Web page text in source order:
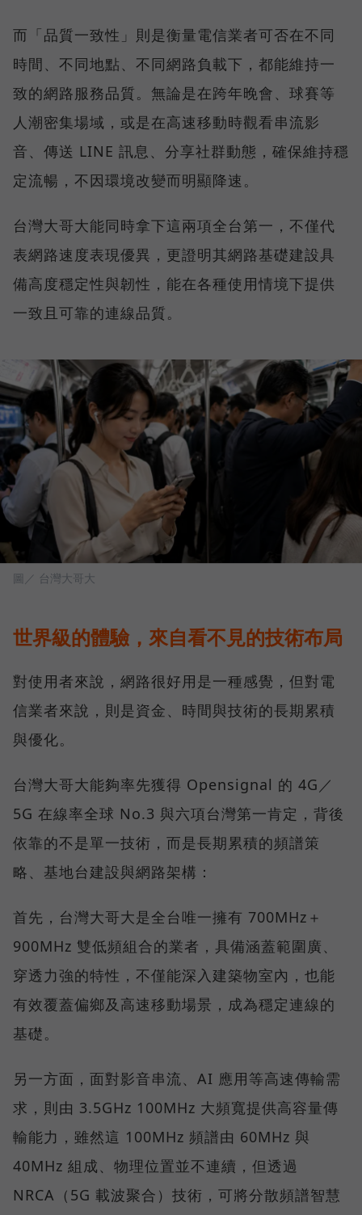
而「品質一致性」則是衡量電信業者可否在不同
時間、不同地點、不同網路負載下，都能維持一
致的網路服務品質。無論是在跨年晚會、球賽等
人潮密集場域，或是在高速移動時觀看串流影
音、傳送 LINE 訊息、分享社群動態，確保維持穩
定流暢，不因環境改變而明顯降速。
台灣大哥大能同時拿下這兩項全台第一，不僅代
表網路速度表現優異，更證明其網路基礎建設具
備高度穩定性與韌性，能在各種使用情境下提供
一致且可靠的連線品質。
圖／ 台灣大哥大
世界級的體驗，來自看不見的技術布局
對使用者來說，網路很好用是一種感覺，但對電
信業者來說，則是資金、時間與技術的長期累積
與優化。
台灣大哥大能夠率先獲得 Opensignal 的 4G／
5G 在線率全球 No.3 與六項台灣第一肯定，背後
依靠的不是單一技術，而是長期累積的頻譜策
略、基地台建設與網路架構：
首先，台灣大哥大是全台唯一擁有 700MHz＋
900MHz 雙低頻組合的業者，具備涵蓋範圍廣、
穿透力強的特性，不僅能深入建築物室內，也能
有效覆蓋偏鄉及高速移動場景，成為穩定連線的
基礎。
另一方面，面對影音串流、AI 應用等高速傳輸需
求，則由 3.5GHz 100MHz 大頻寬提供高容量傳
輸能力，雖然這 100MHz 頻譜由 60MHz 與
40MHz 組成、物理位置並不連續，但透過
NRCA（5G 載波聚合）技術，可將分散頻譜智慧